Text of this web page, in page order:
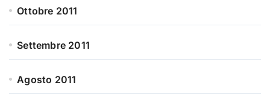
Ottobre 2011
Settembre 2011
Agosto 2011